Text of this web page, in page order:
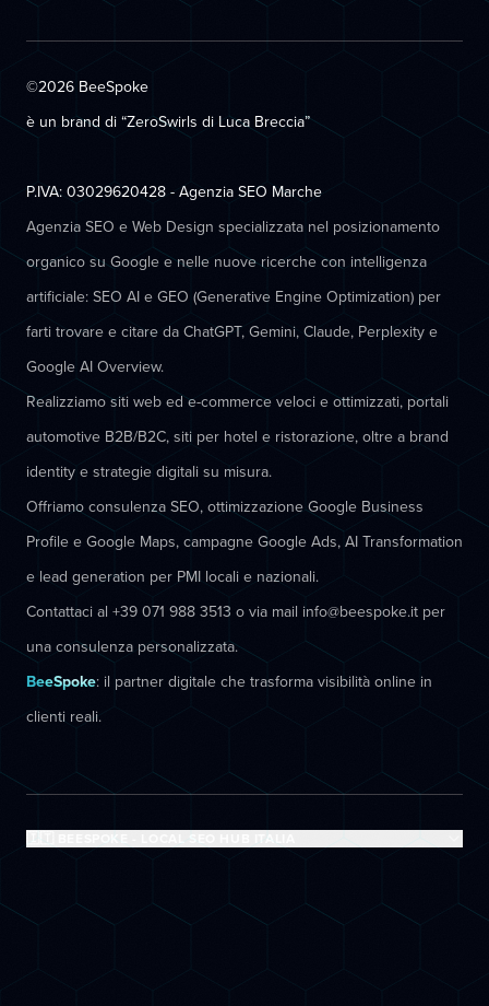
©2026 BeeSpoke
è un brand di “ZeroSwirls di Luca Breccia”
P.IVA: 03029620428 - Agenzia SEO Marche
Agenzia SEO e Web Design specializzata nel posizionamento
organico su Google e nelle nuove ricerche con intelligenza
artificiale: SEO AI e GEO (Generative Engine Optimization) per
farti trovare e citare da ChatGPT, Gemini, Claude, Perplexity e
Google AI Overview.
Realizziamo siti web ed e-commerce veloci e ottimizzati, portali
automotive B2B/B2C, siti per hotel e ristorazione, oltre a brand
identity e strategie digitali su misura.
Offriamo consulenza SEO, ottimizzazione Google Business
Profile e Google Maps, campagne Google Ads, AI Transformation
e lead generation per PMI locali e nazionali.
Contattaci al +39 071 988 3513 o via mail info@beespoke.it per
una consulenza personalizzata.
BeeSpoke: il partner digitale che trasforma visibilità online in
clienti reali.
🇮🇹 BEESPOKE - LOCAL SEO HUB ITALIA